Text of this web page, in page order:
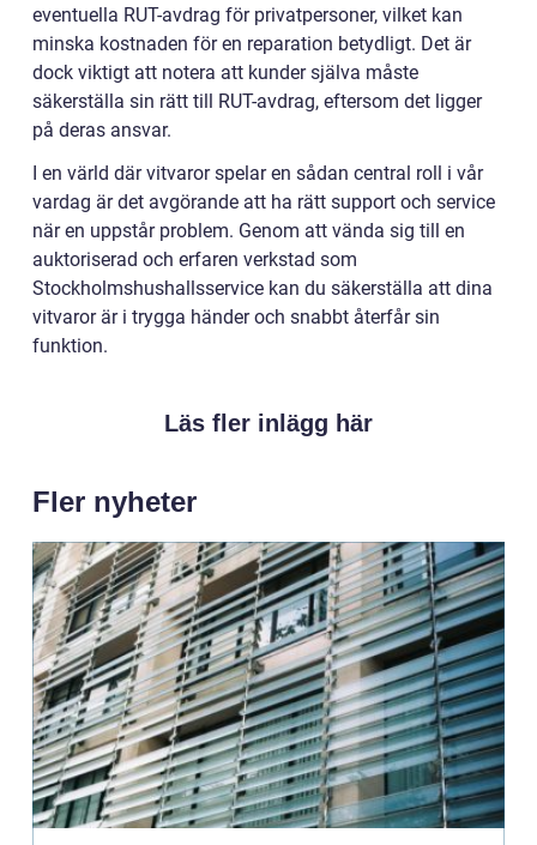
eventuella RUT-avdrag för privatpersoner, vilket kan
minska kostnaden för en reparation betydligt. Det är
dock viktigt att notera att kunder själva måste
säkerställa sin rätt till RUT-avdrag, eftersom det ligger
på deras ansvar.
I en värld där vitvaror spelar en sådan central roll i vår
vardag är det avgörande att ha rätt support och service
när en uppstår problem. Genom att vända sig till en
auktoriserad och erfaren verkstad som
Stockholmshushallsservice kan du säkerställa att dina
vitvaror är i trygga händer och snabbt återfår sin
funktion.
Läs fler inlägg här
Fler nyheter